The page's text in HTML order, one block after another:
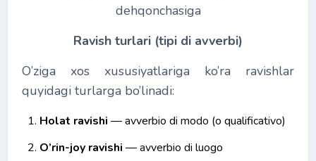
dehqonchasiga
Ravish turlari (tipi di avverbi)
O’ziga xos xususiyatlariga ko’ra ravishlar
quyidagi turlarga bo’linadi:
Holat ravishi ― avverbio di modo (o qualificativo)
O’rin-joy ravishi ― avverbio di luogo